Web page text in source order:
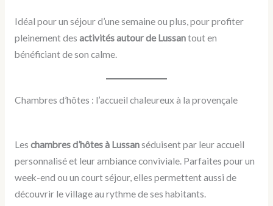
Idéal pour un séjour d’une semaine ou plus, pour profiter
pleinement des activités autour de Lussantout en
bénéficiant de son calme.
Chambres d’hôtes : l’accueil chaleureux à la provençale
Les chambres d’hôtes à Lussanséduisent par leur accueil
personnalisé et leur ambiance conviviale. Parfaites pour un
week-end ou un court séjour, elles permettent aussi de
découvrir le village au rythme de ses habitants.